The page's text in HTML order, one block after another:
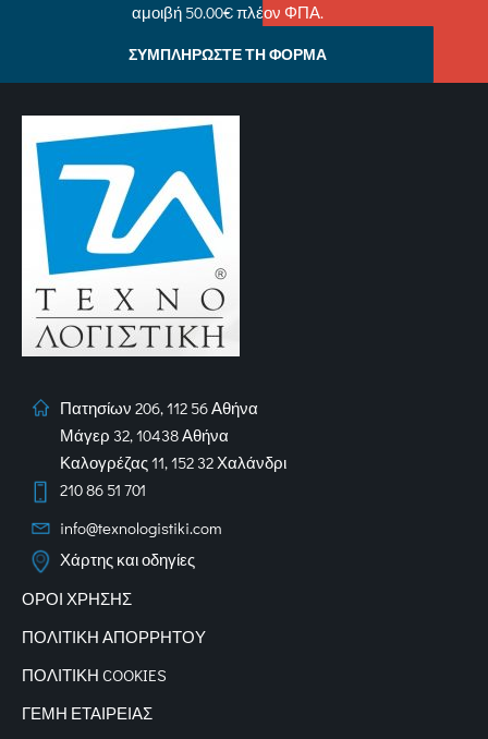
αμοιβή 50.00€ πλέον ΦΠΑ.
ΣΥΜΠΛΗΡΩΣΤΕ ΤΗ ΦΟΡΜΑ
Πατησίων 206, 112 56 Αθήνα
Μάγερ 32, 10438 Αθήνα
Καλογρέζας 11, 152 32 Χαλάνδρι
210 86 51 701
info@texnologistiki.com
Χάρτης και οδηγίες
ΟΡΟΙ ΧΡΗΣΗΣ
ΠΟΛΙΤΙΚΗ ΑΠΟΡΡΗΤΟΥ
ΠΟΛΙΤΙΚΗ COOKIES
ΓΕΜΗ ΕΤΑΙΡΕΙΑΣ